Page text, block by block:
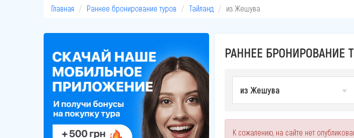
Главная Раннее бронирование туров Тайланд из Жешува
РАННЕЕ БРОНИРОВАНИЕ
из Жешува
К сожалению, на сайте нет